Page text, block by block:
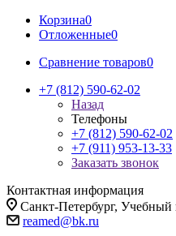
Корзина0
Отложенные0
Сравнение товаров0
+7 (812) 590-62-02
Назад
Телефоны
+7 (812) 590-62-02
+7 (911) 953-13-33
Заказать звонок
Контактная информация
Санкт-Петербург, Учебный
reamed@bk.ru